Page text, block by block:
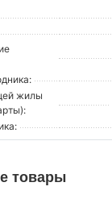
жилы
товары